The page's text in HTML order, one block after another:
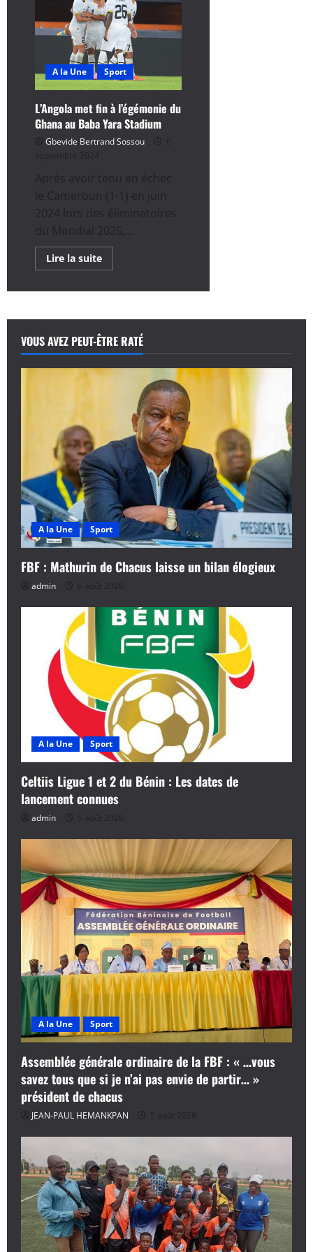
:
Voir
le
programme
du
lundi
9
septembre
A la Une Sport
L’Angola met fin à l’égémonie du
Ghana au Baba Yara Stadium
Gbevide Bertrand Sossou
6
septembre 2024
Après avoir tenu en échec
le Cameroun (1-1) en juin
2024 lors des éliminatoires
du Mondial 2026,...
Lire la suiteEn
savoir
fin
l’égémonie
du
Ghana
au
Baba
Stadium
VOUS AVEZ PEUT-ÊTRE RATÉ
A la Une Sport
FBF : Mathurin de Chacus laisse un bilan élogieux
admin 6 août 2026
A la Une Sport
Celtiis Ligue 1 et 2 du Bénin : Les dates de
lancement connues
admin 5 août 2026
A la Une Sport
Assemblée générale ordinaire de la FBF : « …vous
savez tous que si je n’ai pas envie de partir… »
président de chacus
JEAN-PAUL HEMANKPAN 5 août 2026